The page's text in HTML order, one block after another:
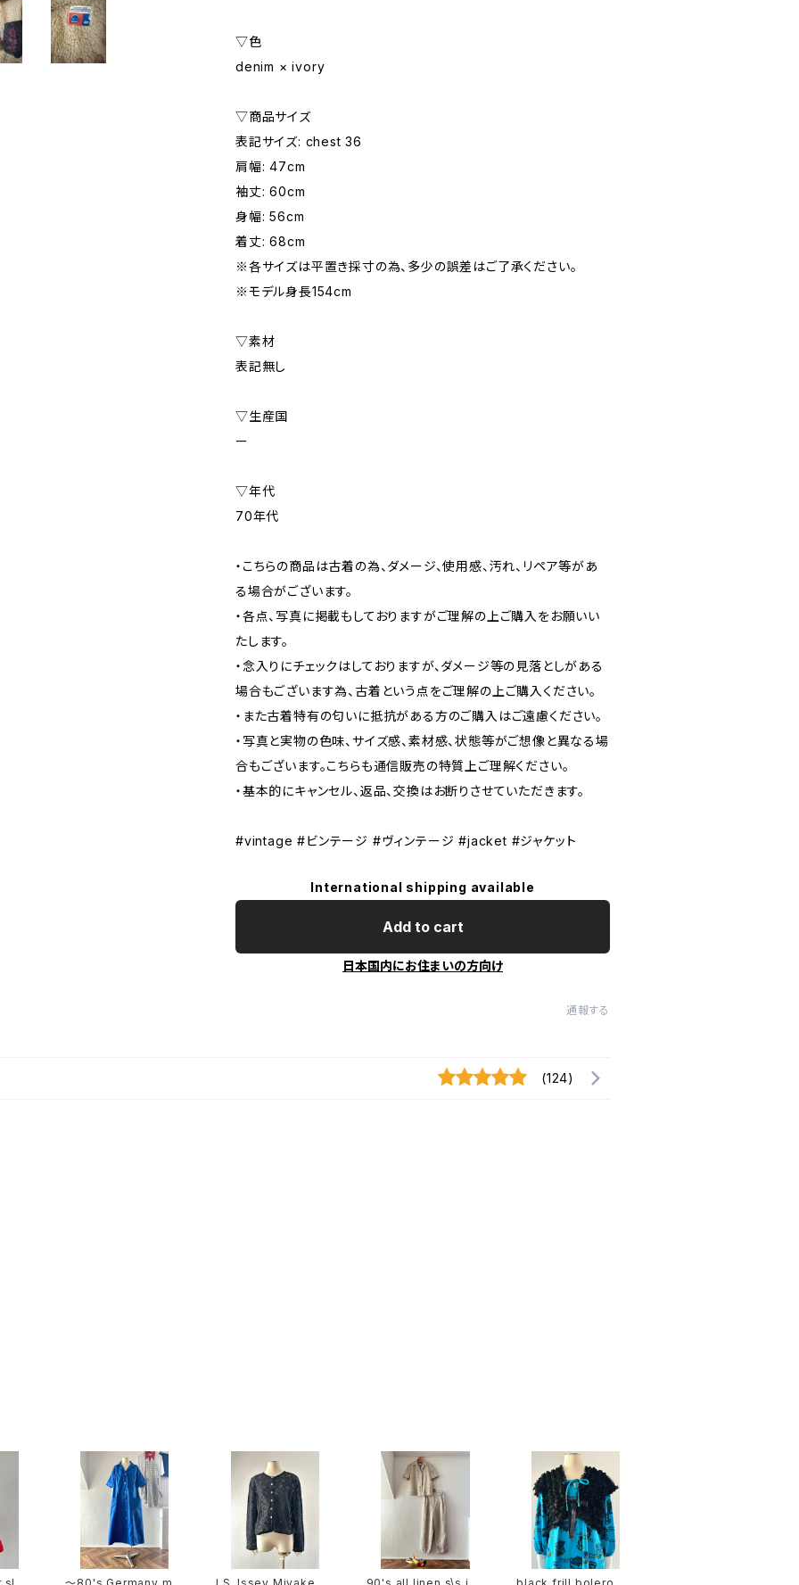
▽色
denim × ivory
▽商品サイズ
表記サイズ: chest 36
肩幅: 47cm
袖丈: 60cm
身幅: 56cm
着丈: 68cm
※各サイズは平置き採寸の為、多少の誤差はご了承ください。
※モデル身長154cm
▽素材
表記無し
▽生産国
ー
▽年代
70年代
・こちらの商品は古着の為、ダメージ、使用感、汚れ、リペア等があ
る場合がございます。
・各点、写真に掲載もしておりますがご理解の上ご購入をお願いい
たします。
・念入りにチェックはしておりますが、ダメージ等の見落としがある
場合もございます為、古着という点をご理解の上ご購入ください。
・また古着特有の匂いに抵抗がある方のご購入はご遠慮ください。
・写真と実物の色味、サイズ感、素材感、状態等がご想像と異なる場
合もございます。こちらも通信販売の特質上ご理解ください。
・基本的にキャンセル、返品、交換はお断りさせていただきます。
#vintage #ビンテージ #ヴィンテージ #jacket #ジャケット
International shipping available
Add to cart
日本国内にお住まいの方向け
通報する
(124)